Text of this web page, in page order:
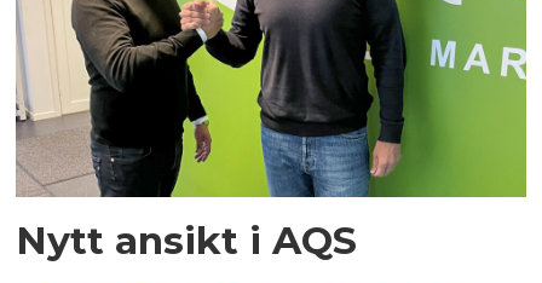
Nytt ansikt i AQS